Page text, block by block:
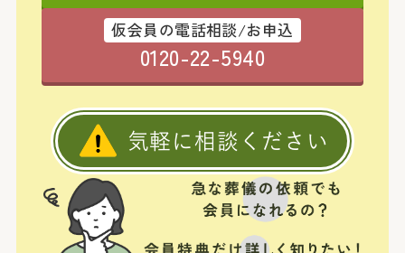
仮会員の電話相談/お申込
0120-22-5940
気軽に相談ください